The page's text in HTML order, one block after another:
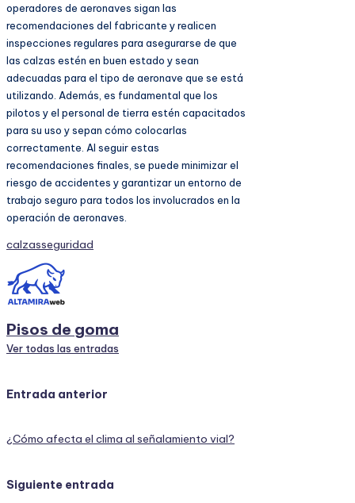
operadores de aeronaves sigan las
recomendaciones del fabricante y realicen
inspecciones regulares para asegurarse de que
las calzas estén en buen estado y sean
adecuadas para el tipo de aeronave que se está
utilizando. Además, es fundamental que los
pilotos y el personal de tierra estén capacitados
para su uso y sepan cómo colocarlas
correctamente. Al seguir estas
recomendaciones finales, se puede minimizar el
riesgo de accidentes y garantizar un entorno de
trabajo seguro para todos los involucrados en la
operación de aeronaves.
Etiquetas:
calzasseguridad
Pisos de goma
Ver todas las entradas
Navegación
de
Entrada anterior
¿Cómo afecta el clima al señalamiento vial?
Siguiente entrada